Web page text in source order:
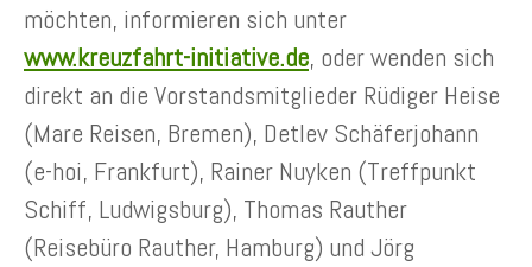
möchten, informieren sich unter
www.kreuzfahrt-initiative.de, oder wenden sich
direkt an die Vorstandsmitglieder Rüdiger Heise
(Mare Reisen, Bremen), Detlev Schäferjohann
(e-hoi, Frankfurt), Rainer Nuyken (Treffpunkt
Schiff, Ludwigsburg), Thomas Rauther
(Reisebüro Rauther, Hamburg) und Jörg